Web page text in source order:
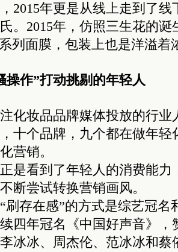
2015年更是从线上走到了线
。2015年，仿照三生花的
列面膜，包装上也是洋溢着
操作”打动挑剔的年轻人
妆品品牌媒体投放的行业
十个品牌，九个都在做年轻
营销。
看到了年轻人的消费能力
断尝试转换营销画风。
存在感”的方式是综艺冠名
四年冠名《中国好声音》
冰冰、周杰伦、范冰冰和蔡